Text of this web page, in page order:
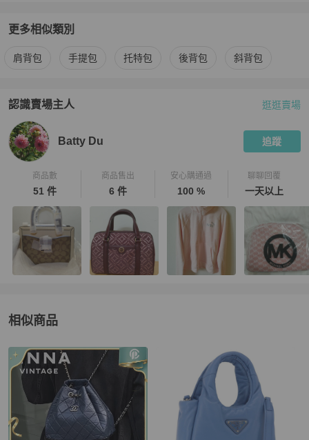
更多相似類別
更多女包 相似商品推薦
肩背包 手提包 托特包 後背包 斜背包
認識賣場主人
PopChill 拍拍圈嚴選賣家
逛逛賣場
Batty Du 追蹤
商品數
51 件
商品售出
6 件
安心購通過
100 %
聊聊回覆
一天以上
相似商品
更多相似女包推薦精品